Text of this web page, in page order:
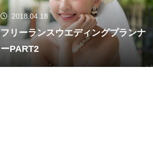
2018.04.18
フリーランスウエディングプランナ
ーPART2